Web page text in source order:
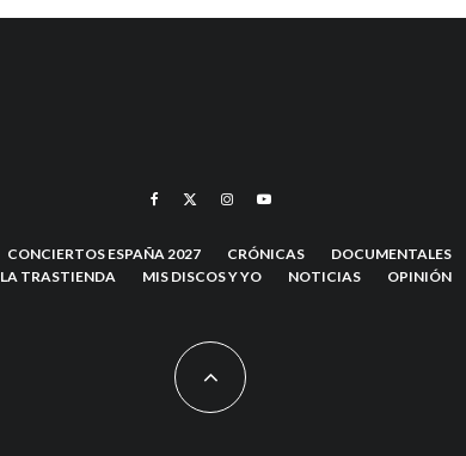
CONCIERTOS ESPAÑA 2027 CRÓNICAS DOCUMENTALES
LA TRASTIENDA MIS DISCOS Y YO NOTICIAS OPINIÓN